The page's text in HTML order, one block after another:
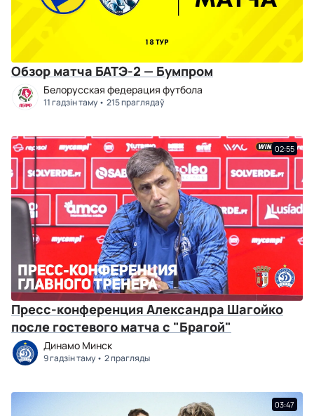
Обзор матча БАТЭ-2 — Бумпром
Белорусская федерация футбола
11 гадзін таму 215 праглядаў
02:55
Пресс-конференция Александра Шагойко
после гостевого матча с "Брагой"
Динамо Минск
9 гадзін таму 2 прагляды
03:47